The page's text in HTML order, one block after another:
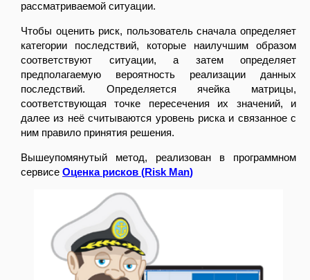
рассматриваемой ситуации.
Чтобы оценить риск, пользователь сначала определяет
категории последствий, которые наилучшим образом
соответствуют ситуации, а затем определяет
предполагаемую вероятность реализации данных
последствий. Определяется ячейка матрицы,
соответствующая точке пересечения их значений, и
далее из неё считываются уровень риска и связанное с
ним правило принятия решения.
Вышеупомянутый метод, реализован в программном
сервисе Оценка рисков (Risk Man)